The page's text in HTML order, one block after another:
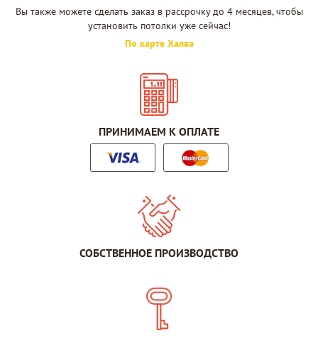
Вы также можете сделать заказ в рассрочку до 4 месяцев, чтобы
установить потолки уже сейчас!
По карте Халва
ПРИНИМАЕМ К ОПЛАТЕ
СОБСТВЕННОЕ ПРОИЗВОДСТВО